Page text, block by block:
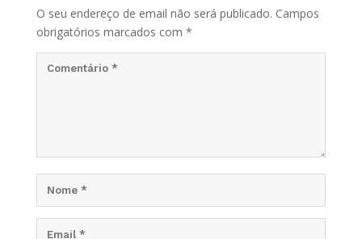
O seu endereço de email não será publicado. Campos
obrigatórios marcados com *